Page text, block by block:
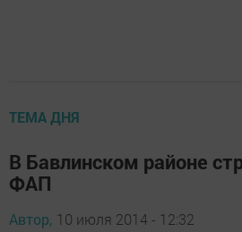
ТЕМА ДНЯ
В Бавлинском районе
ФАП
Автор, 10 июля 2014 - 12:32